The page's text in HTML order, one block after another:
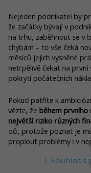
Nejeden podnikatel by
že začátky bývají v
na trhu, zaběhnout se v
chybám – to vše čeká
měsíců jejich vysněné
netrpělivě čekat na první
pokrytí počátečních
Pokud patříte k
vězte, že během
největší riziko různých
oči, protože poznat je
proplout problémy i v
1. Souhlas